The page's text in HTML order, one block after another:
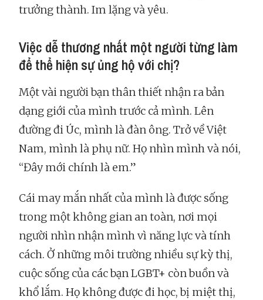
trưởng thành. Im lặng và yêu.
Việc dễ thương nhất một người từng làm
để thể hiện sự ủng hộ với chị?
Một vài người bạn thân thiết nhận ra bản
dạng giới của mình trước cả mình. Lên
đường đi Úc, mình là đàn ông. Trở về Việt
Nam, mình là phụ nữ. Họ nhìn mình và nói,
“Đây mới chính là em.”
Cái may mắn nhất của mình là được sống
trong một không gian an toàn, nơi mọi
người nhìn nhận mình vì năng lực và tính
cách. Ở những môi trường nhiều sự kỳ thị,
cuộc sống của các bạn LGBT+ còn buồn và
khổ lắm. Họ không được đi học, bị miệt thị,